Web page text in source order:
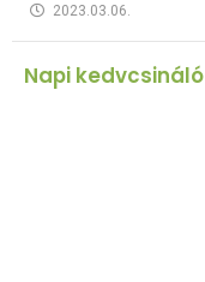
2023.03.06.
Napi kedvcsináló